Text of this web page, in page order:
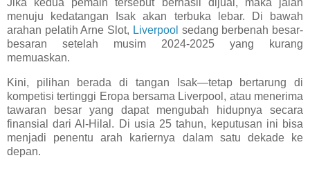
Jika kedua pemain tersebut berhasil dijual, maka jalan
menuju kedatangan Isak akan terbuka lebar. Di bawah
arahan pelatih Arne Slot, Liverpool sedang berbenah besar-
besaran setelah musim 2024-2025 yang kurang
memuaskan.
Kini, pilihan berada di tangan Isak—tetap bertarung di
kompetisi tertinggi Eropa bersama Liverpool, atau menerima
tawaran besar yang dapat mengubah hidupnya secara
finansial dari Al-Hilal. Di usia 25 tahun, keputusan ini bisa
menjadi penentu arah kariernya dalam satu dekade ke
depan.